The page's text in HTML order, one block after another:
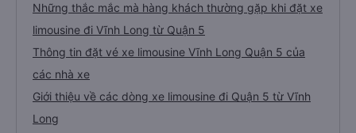
Những thắc mắc mà hàng khách thường gặp khi đặt xe
limousine đi Vĩnh Long từ Quận 5
Thông tin đặt vé xe limousine Vĩnh Long Quận 5 của
các nhà xe
Giới thiệu về các dòng xe limousine đi Quận 5 từ Vĩnh
Long